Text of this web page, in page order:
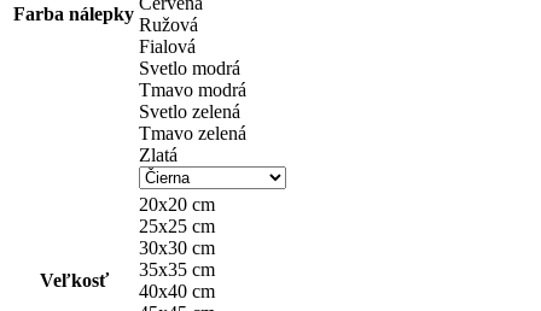
Farba nálepky
Ružová
Fialová
Svetlo modrá
Tmavo modrá
Svetlo zelená
Tmavo zelená
Zlatá
Veľkosť
20x20 cm
25x25 cm
30x30 cm
35x35 cm
40x40 cm